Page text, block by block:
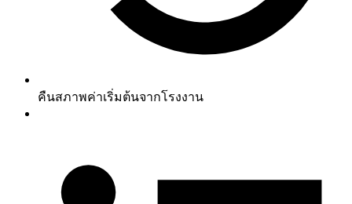
คืนสภาพค่าเริ่มต้นจากโรงงาน